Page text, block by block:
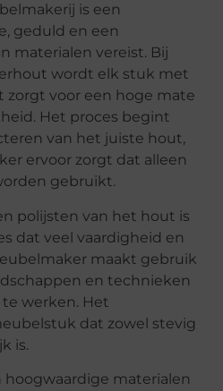
is een
geduld en een
materialen vereist. Bij
wordt elk stuk met
zorgt voor een hoge mate
Het proces begint
van het juiste hout,
ervoor zorgt dat alleen
gebruikt.
polijsten van het hout is
dat veel vaardigheid en
maakt gebruik
en technieken
werken. Het
dat zowel stevig
is.
hoogwaardige materialen